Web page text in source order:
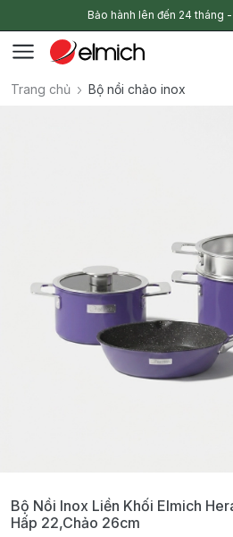
Bảo hành lên đến 24 tháng
Trang chủ Bộ nồi chảo inox
Bộ Nồi Inox Liền Khối Elmich
Hấp 22,chảo 26cm